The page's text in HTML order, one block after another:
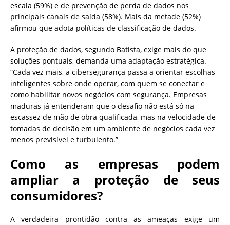
escala (59%) e de prevenção de perda de dados nos
principais canais de saída (58%). Mais da metade (52%)
afirmou que adota políticas de classificação de dados.
A proteção de dados, segundo Batista, exige mais do que
soluções pontuais, demanda uma adaptação estratégica.
“Cada vez mais, a cibersegurança passa a orientar escolhas
inteligentes sobre onde operar, com quem se conectar e
como habilitar novos negócios com segurança. Empresas
maduras já entenderam que o desafio não está só na
escassez de mão de obra qualificada, mas na velocidade de
tomadas de decisão em um ambiente de negócios cada vez
menos previsível e turbulento.”
Como as empresas podem
ampliar a proteção de seus
consumidores?
A verdadeira prontidão contra as ameaças exige um